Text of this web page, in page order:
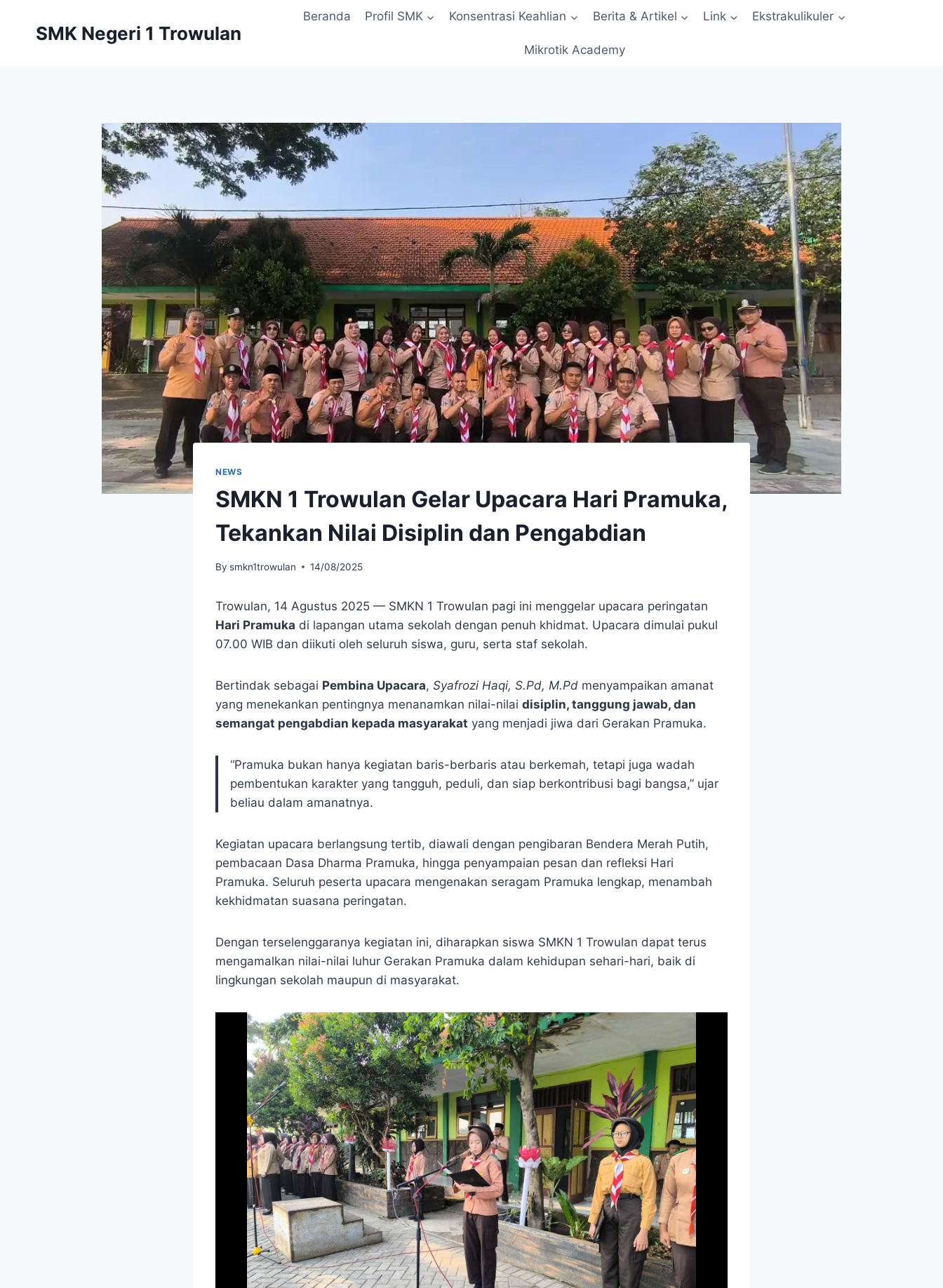
SMK Negeri 1 Trowulan
Beranda Profil SMK Konsentrasi Keahlian Berita & Artikel Link Ekstrakulikuler
Mikrotik Academy
NEWS
SMKN 1 Trowulan Gelar Upacara Hari Pramuka,
Tekankan Nilai Disiplin dan Pengabdian
By smkn1trowulan 14/08/2025
Trowulan, 14 Agustus 2025 — SMKN 1 Trowulan pagi ini menggelar upacara peringatan
Hari Pramuka di lapangan utama sekolah dengan penuh khidmat. Upacara dimulai pukul
07.00 WIB dan diikuti oleh seluruh siswa, guru, serta staf sekolah.
Bertindak sebagai Pembina Upacara, Syafrozi Haqi, S.Pd, M.Pd menyampaikan amanat
yang menekankan pentingnya menanamkan nilai-nilai disiplin, tanggung jawab, dan
semangat pengabdian kepada masyarakat yang menjadi jiwa dari Gerakan Pramuka.
“Pramuka bukan hanya kegiatan baris-berbaris atau berkemah, tetapi juga wadah
pembentukan karakter yang tangguh, peduli, dan siap berkontribusi bagi bangsa,” ujar
beliau dalam amanatnya.
Kegiatan upacara berlangsung tertib, diawali dengan pengibaran Bendera Merah Putih,
pembacaan Dasa Dharma Pramuka, hingga penyampaian pesan dan refleksi Hari
Pramuka. Seluruh peserta upacara mengenakan seragam Pramuka lengkap, menambah
kekhidmatan suasana peringatan.
Dengan terselenggaranya kegiatan ini, diharapkan siswa SMKN 1 Trowulan dapat terus
mengamalkan nilai-nilai luhur Gerakan Pramuka dalam kehidupan sehari-hari, baik di
lingkungan sekolah maupun di masyarakat.